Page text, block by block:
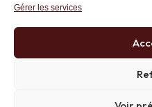
Gérer les servicesInstitut
+33 (0)1 71 20